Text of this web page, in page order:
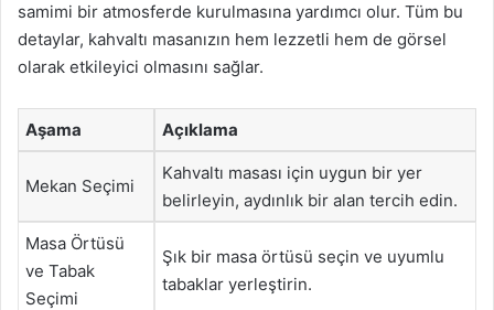
samimi bir atmosferde kurulmasına yardımcı olur. Tüm bu
detaylar, kahvaltı masanızın hem lezzetli hem de görsel
olarak etkileyici olmasını sağlar.
Aşama Açıklama
Mekan Seçimi
Kahvaltı masası için uygun bir yer
belirleyin, aydınlık bir alan tercih edin.
Masa Örtüsü
ve Tabak
Seçimi
Şık bir masa örtüsü seçin ve uyumlu
tabaklar yerleştirin.